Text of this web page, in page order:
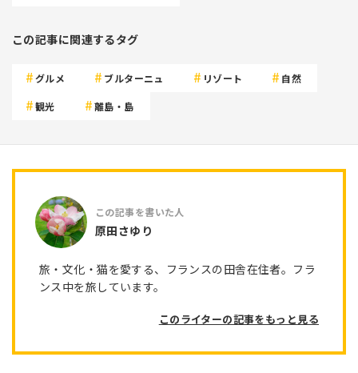
この記事に関連するタグ
グルメ ブルターニュ リゾート 自然
観光 離島・島
原田さゆり
旅・文化・猫を愛する、フランスの田舎在住者。フラ
ンス中を旅しています。
このライターの記事をもっと見る